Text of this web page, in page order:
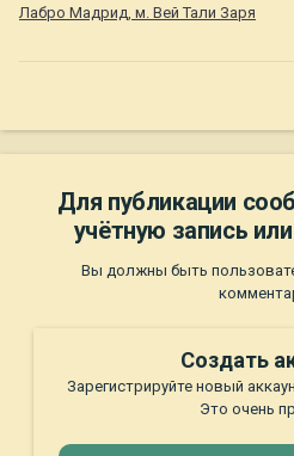
Лабро Мадрид, м. Вей Тали Заря
Для публикации
учётную запись
Вы должны быть
Создать
Зарегистрируйте новый
Это очень